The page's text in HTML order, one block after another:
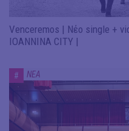
Venceremos | Νέο single +
IOANNINA CITY |
# ΝΕΑ